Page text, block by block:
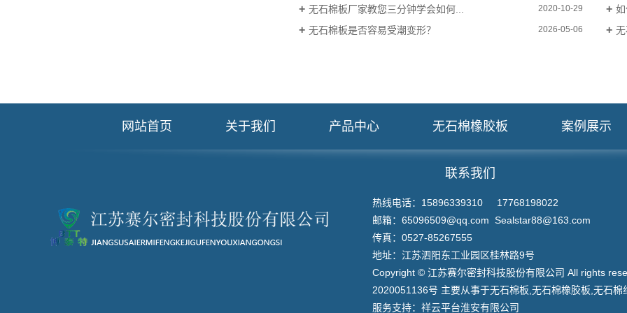
无石棉板厂家教您三分钟学会如何... 2020-10-29
无石棉板是否容易受潮变形？
2026-05-06
网站首页 关于我们 产品中心 无石棉橡胶板 案例展示
联系我们
热线电话：15896339310 17768198022
邮箱：65096509@qq.com Sealstar88@163.com
传真：0527-85267555
地址：江苏泗阳东工业园区桂林路9号
Copyright © 江苏赛尔密封科技股份有限公司 All rights
2020051136号 主要从事于无石棉板 无石棉橡胶板 无石棉
服务支持： 祥云平台淮安有限公司